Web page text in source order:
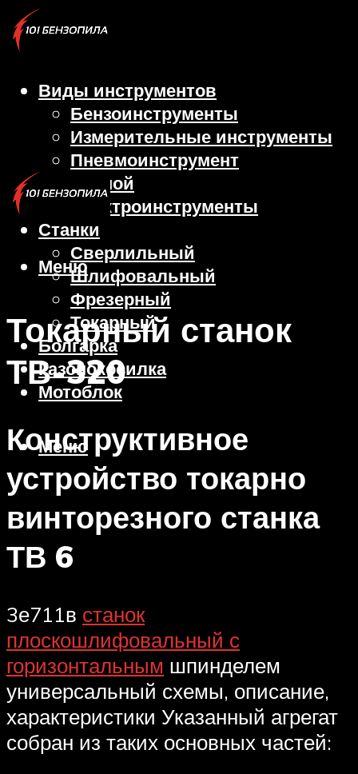
Виды инструментов
Бензоинструменты
Измерительные инструменты
Пневмоинструмент
Ручной
Электроинструменты
Станки
Сверлильный
Шлифовальный
Фрезерный
Токарный
Болгарка
Газонокосилка
Мотоблок
Меню
Меню
Токарный станок
ТВ-320
Конструктивное
устройство токарно
винторезного станка
ТВ 6
3е711в станок
плоскошлифовальный с
горизонтальным шпинделем
универсальный схемы, описание,
характеристики Указанный агрегат
собран из таких основных частей: